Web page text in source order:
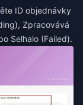
ID objednávky
Zpracovává
Selhalo (Failed).